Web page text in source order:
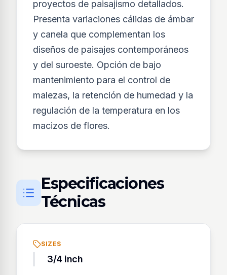
proyectos de paisajismo detallados.
Presenta variaciones cálidas de ámbar
y canela que complementan los
diseños de paisajes contemporáneos
y del suroeste. Opción de bajo
mantenimiento para el control de
malezas, la retención de humedad y la
regulación de la temperatura en los
macizos de flores.
Especificaciones
Técnicas
SIZES
3/4 inch